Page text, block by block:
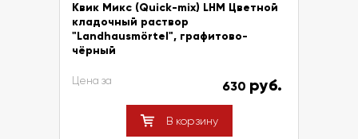
Квик Микс (Quick-mix) LHM Цветной
кладочный раствор
"Landhausmörtel", графитово-
чёрный
Цена за 630 руб.
В корзину